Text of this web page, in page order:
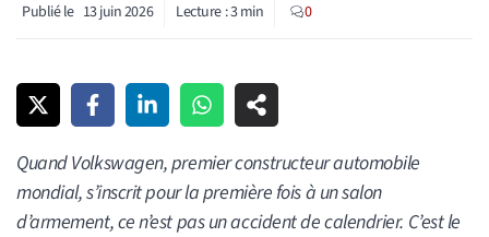
Publié le 13 juin 2026 Lecture :3min 0
Quand Volkswagen, premier constructeur automobile
mondial, s’inscrit pour la première fois à un salon
d’armement, ce n’est pas un accident de calendrier. C’est le